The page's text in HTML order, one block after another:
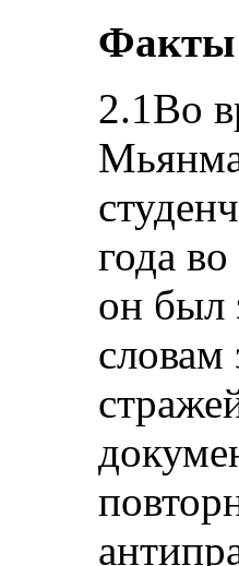
Факты
2.1Во
года
он был
словам